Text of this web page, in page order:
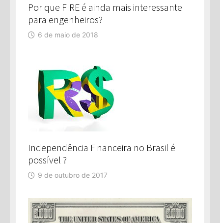
Por que FIRE é ainda mais interessante
para engenheiros?
6 de maio de 2018
Independência Financeira no Brasil é
possível ?
9 de outubro de 2017